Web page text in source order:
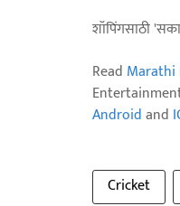
शॉपिंगसाठी
Read Marathi
Androidand
Cricket